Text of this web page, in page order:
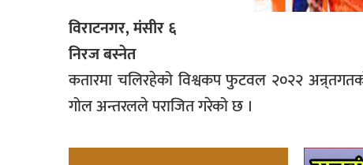
विराटनगर, मंसीर ६
निरज बस्नेत
कतारमा चलिरहेको विश्वकप फुटवल २०२२
गोल अन्तरलले पराजित गरेको छ ।